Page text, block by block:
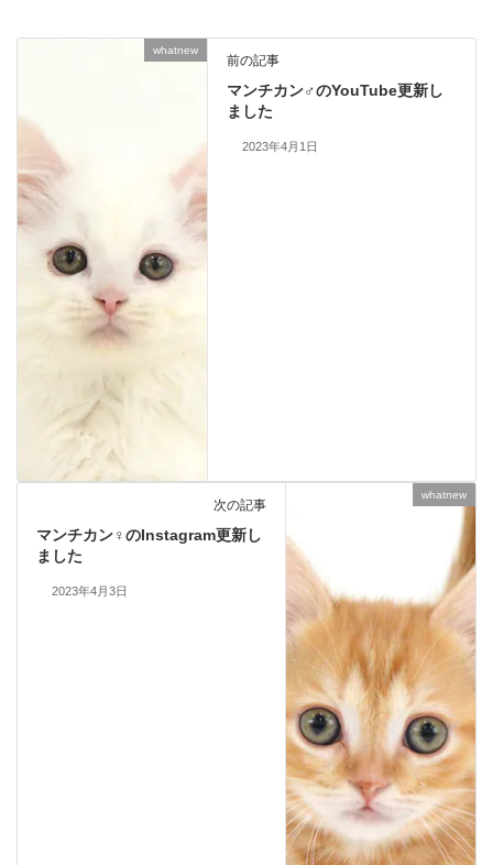
whatnew
前の記事
マンチカン♂のYouTube更新し
ました
2023年4月1日
whatnew
次の記事
マンチカン♀のInstagram更新し
ました
2023年4月3日